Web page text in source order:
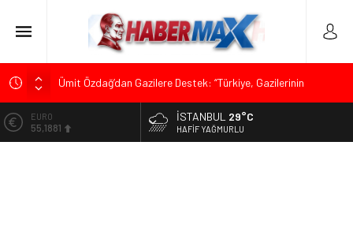
Ümit Özdağ’dan Gazilere Destek: “Türkiye, Gazilerinin
TOKDEF Başkanı Fevzi Can Büşürüm’de Sert Konuştu: “Bu
ALTIN
6.660,55
İSTANBUL 29°C
HAFIF YAĞMURLU